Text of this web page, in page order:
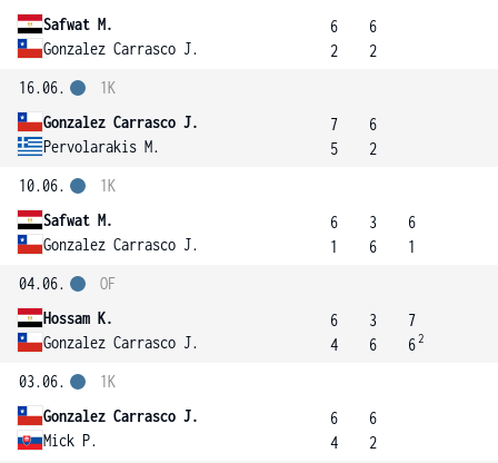
Safwat M.
Gonzalez Carrasco J.
6
2
6
2
16.06.
Gonzalez Carrasco J.
Pervolarakis M.
1K
7
5
6
2
10.06.
Safwat M.
Gonzalez Carrasco J.
1K
6
1
3
6
6
1
04.06.
Hossam K.
Gonzalez Carrasco J.
OF
6
4
3
6
7
62
03.06.
Gonzalez Carrasco J.
Mick P.
1K
6
4
6
2